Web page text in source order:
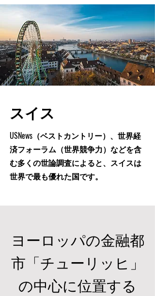
スイス
USNews（ベストカントリー）、世界経
済フォーラム（世界競争力）などを含
む多くの世論調査によると、スイスは
世界で最も優れた国です。
ヨーロッパの金融都
市「チューリッヒ」
の中心に位置する